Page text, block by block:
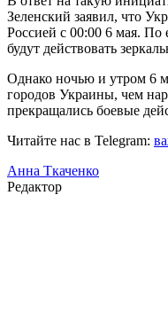
Зеленский заявил, что
Россией с 00:00 6 мая. По
будут действовать
Однако ночью и утром 6
городов Украины, чем
прекращались боевые
Читайте нас в Telegram:
Анна Ткаченко
Редактор